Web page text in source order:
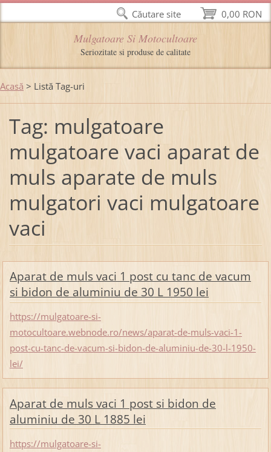
Mulgatoare Si Motocultoare
Seriozitate si produse de calitate
Acasă > Listă Tag-uri
Tag: mulgatoare
mulgatoare vaci aparat de
muls aparate de muls
mulgatori vaci mulgatoare
vaci
Aparat de muls vaci 1 post cu tanc de vacum
si bidon de aluminiu de 30 L 1950 lei
https://mulgatoare-si-
motocultoare.webnode.ro/news/aparat-de-muls-vaci-1-
post-cu-tanc-de-vacum-si-bidon-de-aluminiu-de-30-l-1950-
lei/
Aparat de muls vaci 1 post si bidon de
aluminiu de 30 L 1885 lei
https://mulgatoare-si-
0,00 RON
Căutare site